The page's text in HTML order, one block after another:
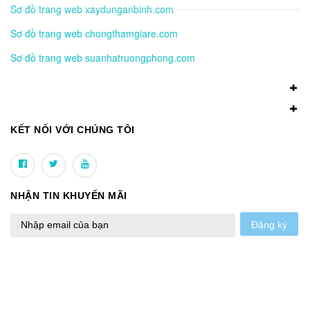
Sơ đồ trang web xaydunganbinh.com
Sơ đồ trang web chongthamgiare.com
Sơ đồ trang web suanhatruongphong.com
KẾT NỐI VỚI CHÚNG TÔI
NHẬN TIN KHUYẾN MÃI
Đăng ký